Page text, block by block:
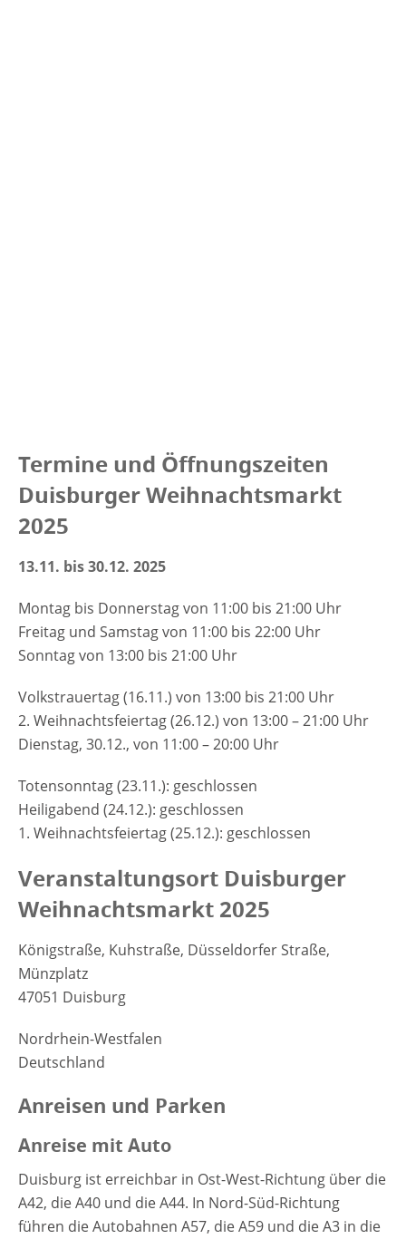
Termine und Öffnungszeiten
Duisburger Weihnachtsmarkt
2025
13.11. bis 30.12. 2025
Montag bis Donnerstag von 11:00 bis 21:00 Uhr
Freitag und Samstag von 11:00 bis 22:00 Uhr
Sonntag von 13:00 bis 21:00 Uhr
Volkstrauertag (16.11.) von 13:00 bis 21:00 Uhr
2. Weihnachtsfeiertag (26.12.) von 13:00 – 21:00 Uhr
Dienstag, 30.12., von 11:00 – 20:00 Uhr
Totensonntag (23.11.): geschlossen
Heiligabend (24.12.): geschlossen
1. Weihnachtsfeiertag (25.12.): geschlossen
Veranstaltungsort Duisburger
Weihnachtsmarkt 2025
Königstraße, Kuhstraße, Düsseldorfer Straße,
Münzplatz
47051 Duisburg
Nordrhein-Westfalen
Deutschland
Anreisen und Parken
Anreise mit Auto
Duisburg ist erreichbar in Ost-West-Richtung über die
A42, die A40 und die A44. In Nord-Süd-Richtung
führen die Autobahnen A57, die A59 und die A3 in die